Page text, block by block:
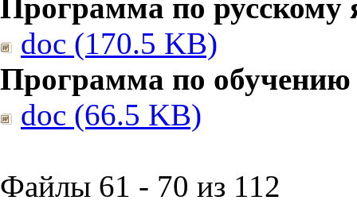
Программа по русскому
doc (170.5 KB)
Программа по обучению
doc (66.5 KB)
Файлы 61 - 70 из 112